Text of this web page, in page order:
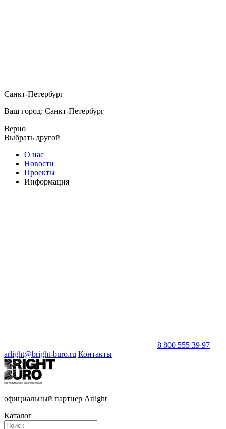
Санкт-Петербург
Ваш город: Санкт-Петербург
Верно
Выбрать другой
О нас
Новости
Проекты
Информация
8 800 555 39 97
arlight@bright-buro.ru Контакты
официальный партнер Arlight
Каталог